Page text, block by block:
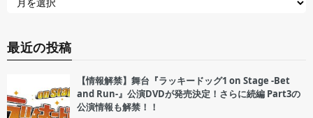
最近の投稿
【情報解禁】舞台『ラッキードッグ1 on Stage -Bet
and Run-』公演DVDが発売決定！さらに続編 Part3の
公演情報も解禁！！